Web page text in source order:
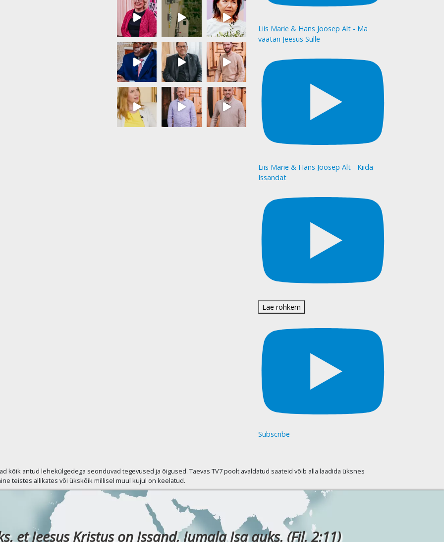
Liis Marie & Hans Joosep Alt - Ma
vaatan Jeesus Sulle
Liis Marie & Hans Joosep Alt - Kiida
Issandat
Lae rohkem
Subscribe
kõik antud lehekülgedega seonduvad tegevused ja õigused. Taevas TV7 poolt avaldatud saateid võib alla laadida üksnes
teistes allikates või ükskõik millisel muul kujul on keelatud.
et Jeesus Kristus on Issand, Jumala Isa auks. (Fil. 2:11)